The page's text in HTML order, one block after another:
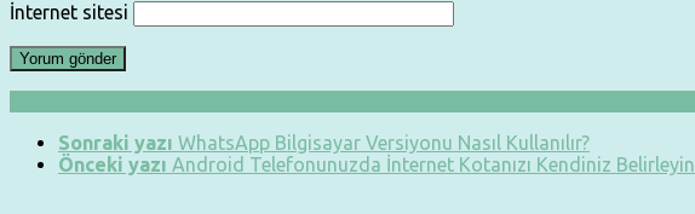
İnternet sitesi
Sonraki yazı WhatsApp Bilgisayar Versiyonu Nasıl Kullanılır?
Önceki yazı Android Telefonunuzda İnternet Kotanızı Kendiniz Belirleyin